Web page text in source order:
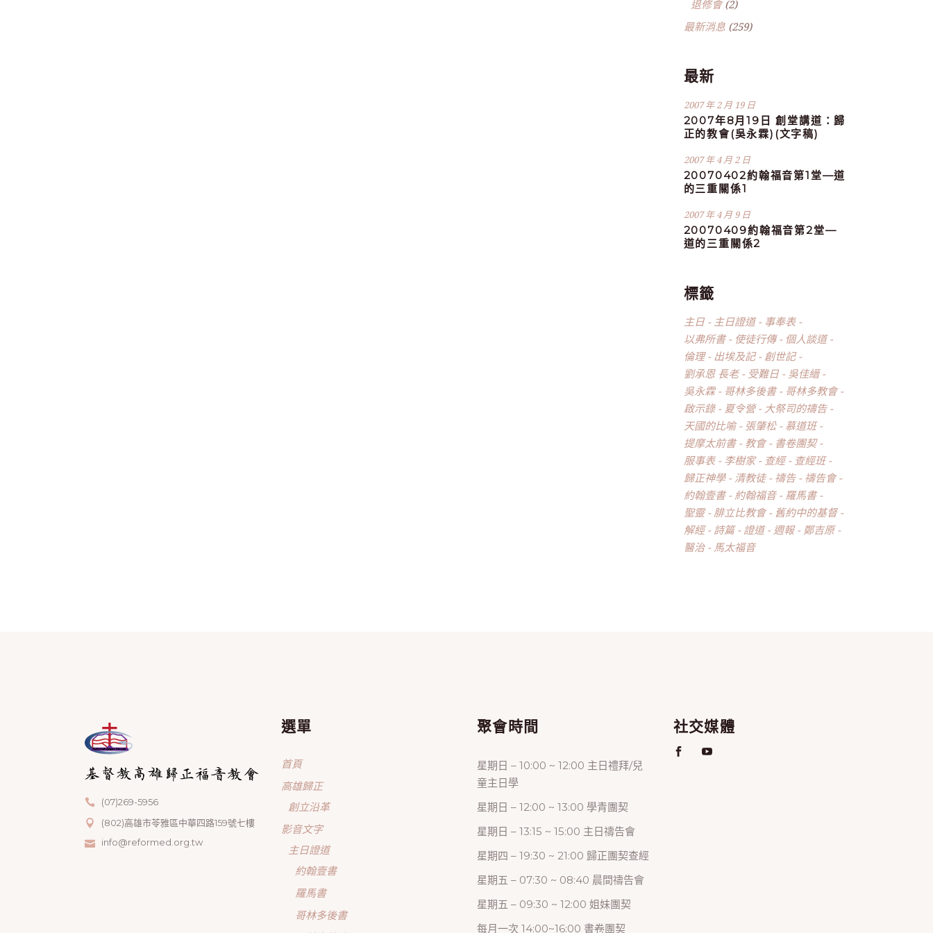
退修會(2)
最新消息(259)
最新
2007 年 2 月 19 日
2007年8月19日 創堂講道：歸
正的教會(吳永霖)(文字稿)
2007 年 4 月 2 日
20070402約翰福音第1堂—道
的三重關係1
2007 年 4 月 9 日
20070409約翰福音第2堂—
道的三重關係2
標籤
主日 主日證道
事奉表
以弗所書
使徒行傳
個人談道
倫理
出埃及記
創世記
劉承恩 長老
受難日
吳佳縉
吳永霖
哥林多後書
哥林多教會
啟示錄
夏令營
大祭司的禱告
天國的比喻
張肇松
慕道班
提摩太前書
教會
書卷團契
服事表
李樹家 查經
查經班
歸正神學
清教徒 禱告
禱告會
約翰壹書
約翰福音
羅馬書
聖靈
腓立比教會
舊約中的基督
解經
詩篇 證道 週報
鄭吉原
醫治
馬太福音
(07)269-5956
(802)高雄市苓雅區中華四路159號七樓
info@reformed.org.tw
選單
首頁
高雄歸正
創立沿革
影音文字
主日證道
約翰壹書
羅馬書
哥林多後書
聚會時間
星期日 – 10:00 ~ 12:00 主日禮拜/兒
童主日學
星期日 – 12:00 ~ 13:00 學青團契
星期日 – 13:15 ~ 15:00 主日禱告會
星期四 – 19:30 ~ 21:00 歸正團契查經
星期五 – 07:30 ~ 08:40 晨間禱告會
星期五 – 09:30 ~ 12:00 姐妹團契
每月一次 14:00~16:00 書卷團契
社交媒體